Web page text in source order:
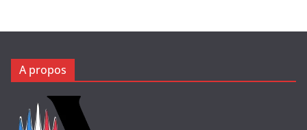
A propos